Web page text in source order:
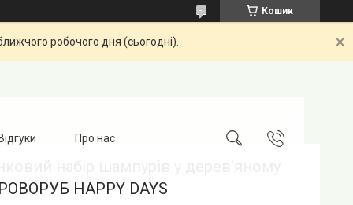
Кошик
робочого дня (сьогодні).
Про нас
HAPPY DAYS